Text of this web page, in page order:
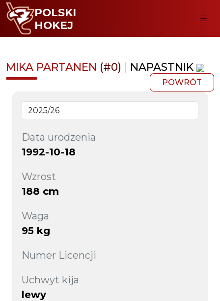
POLSKI
HOKEJ
MIKA PARTANEN (#0) | NAPASTNIK
POWRÓT
Data urodzenia
1992-10-18
Wzrost
188 cm
Waga
95 kg
Numer Licencji
Uchwyt kija
lewy